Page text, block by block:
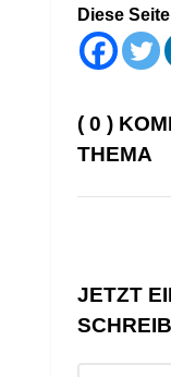
Diese
( 0 )
THEMA
JETZT